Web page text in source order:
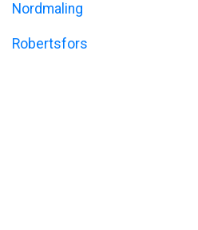
Nordmaling
Robertsfors